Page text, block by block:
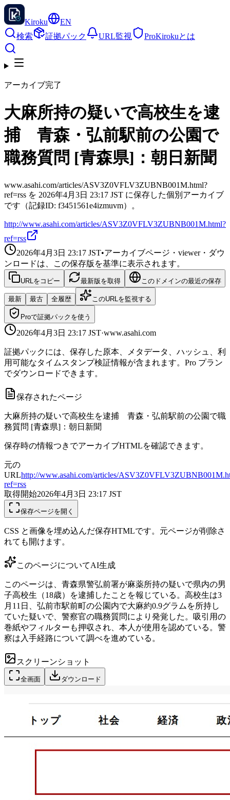
Kiroku
EN
検索
証拠パック URL監視 ProKirokuとは
アーカイブ完了
大麻所持の疑いで高校生を逮
捕 青森・弘前駅前の公園で
職務質問 [青森県]：朝日新聞
www.asahi.com/articles/ASV3Z0VFLV3ZUBNB001M.html?
ref=rss を 2026年4月3日 23:17 JST に保存した個別アーカイブ
です（記録ID: f3451561e4izmuvm）。
http://www.asahi.com/articles/ASV3Z0VFLV3ZUBNB001M.html?
ref=rss
2026年4月3日 23:17 JST•アーカイブページ・viewer・ダウ
ンロードは、この保存版を基準に表示されます。
URLをコピー 最新版を取得 このドメインの最近の保存
最新 最古 全履歴 このURLを監視する
Proで証拠パックを使う
2026年4月3日 23:17 JST·www.asahi.com
証拠パックには、保存した原本、メタデータ、ハッシュ、利
用可能なタイムスタンプ検証情報が含まれます。Pro プラン
でダウンロードできます。
保存されたページ
大麻所持の疑いで高校生を逮捕 青森・弘前駅前の公園で職
務質問 [青森県]：朝日新聞
保存時の情報つきでアーカイブHTMLを確認できます。
元の
URLhttp://www.asahi.com/articles/
ref=rss
取得開始2026年4月3日 23:17 JST
保存ページを開く
CSS と画像を埋め込んだ保存HTMLです。元ページが削除さ
れても開けます。
このページについてAI生成
このページは、青森県警弘前署が麻薬所持の疑いで県内の男
子高校生（18歳）を逮捕したことを報じている。高校生は3
月11日、弘前市駅前町の公園内で大麻約0.9グラムを所持し
ていた疑いで、警察官の職務質問により発覚した。吸引用の
巻紙やフィルターも押収され、本人が使用を認めている。警
察は入手経路について調べを進めている。
スクリーンショット
全画面 ダウンロード